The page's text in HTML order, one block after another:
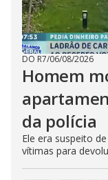
DO R7/06/08/2026
Homem
da polícia
Ele era suspeito
vítimas para